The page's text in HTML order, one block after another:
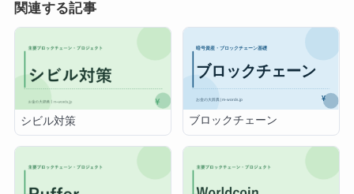
関連する記事
シビル対策 ブロックチェーン